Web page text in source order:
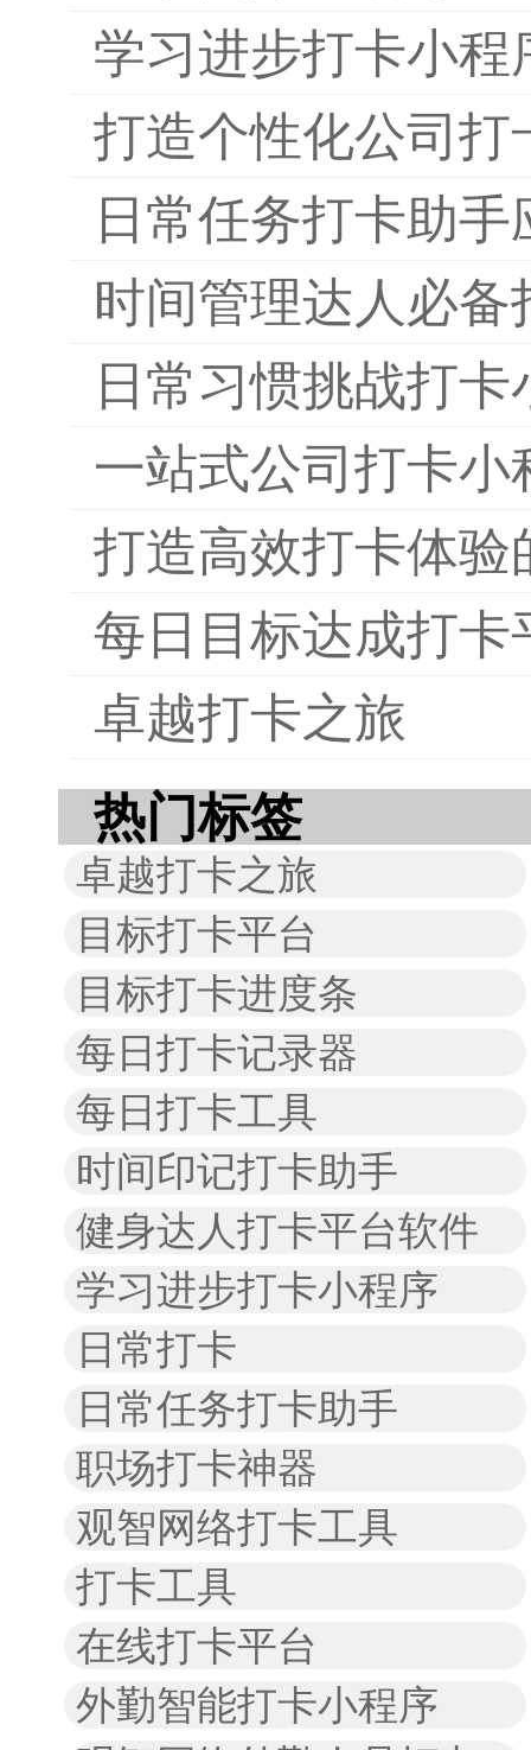
学习进步打卡小程
打造个性化公司打
日常任务打卡助手
时间管理达人必备
日常习惯挑战打
一站式公司打卡小
打造高效打卡体验
每日目标达成打卡
卓越打卡之旅
热门标签
卓越打卡之旅
目标打卡平台
目标打卡进度条
每日打卡记录器
每日打卡工具
时间印记打卡助手
健身达人打卡平台软件
学习进步打卡小程序
日常打卡
日常任务打卡助手
职场打卡神器
观智网络打卡工具
打卡工具
在线打卡平台
外勤智能打卡小程序